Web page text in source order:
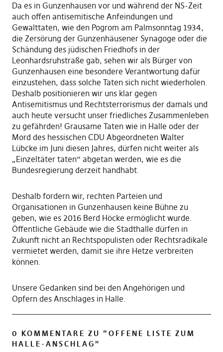
Da es in Gunzenhausen vor und während der NS-Zeit
auch offen antisemitische Anfeindungen und
Gewalttaten, wie den Pogrom am Palmsonntag 1934,
die Zersörung der Gunzenhäusener Synagoge oder die
Schändung des jüdischen Friedhofs in der
Leonhardsruhstraße gab, sehen wir als Bürger von
Gunzenhausen eine besondere Verantwortung dafür
einzustehen, dass solche Taten sich nicht wiederholen.
Deshalb positionieren wir uns klar gegen
Antisemitismus und Rechtsterrorismus der damals und
auch heute versucht unser friedliches Zusammenleben
zu gefährden! Grausame Taten wie in Halle oder der
Mord des hessischen CDU Abgeordneten Walter
Lübcke im Juni diesen Jahres, dürfen nicht weiter als
„Einzeltäter taten“ abgetan werden, wie es die
Bundesregierung derzeit handhabt.
Deshalb fordern wir, rechten Parteien und
Organisationen in Gunzenhausen keine Bühne zu
geben, wie es 2016 Berd Höcke ermöglicht wurde.
Öffentliche Gebäude wie die Stadthalle dürfen in
Zukunft nicht an Rechtspopulisten oder Rechtsradikale
vermietet werden, damit sie ihre Hetze verbreiten
können.
Unsere Gedanken sind bei den Angehörigen und
Opfern des Anschlages in Halle.
0 KOMMENTARE ZU “ OFFENE LISTE ZUM
HALLE-ANSCHLAG”